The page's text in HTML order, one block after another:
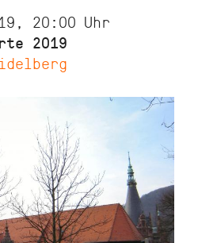
20:00 Uhr
2019